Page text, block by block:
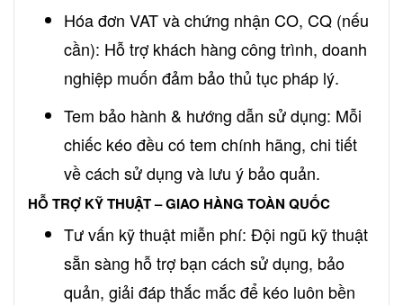
Hóa đơn VAT và chứng nhận CO, CQ (nếu
cần): Hỗ trợ khách hàng công trình, doanh
nghiệp muốn đảm bảo thủ tục pháp lý.
Tem bảo hành & hướng dẫn sử dụng: Mỗi
chiếc kéo đều có tem chính hãng, chi tiết
về cách sử dụng và lưu ý bảo quản.
HỖ TRỢ KỸ THUẬT – GIAO HÀNG TOÀN QUỐC
Tư vấn kỹ thuật miễn phí: Đội ngũ kỹ thuật
sẵn sàng hỗ trợ bạn cách sử dụng, bảo
quản, giải đáp thắc mắc để kéo luôn bền